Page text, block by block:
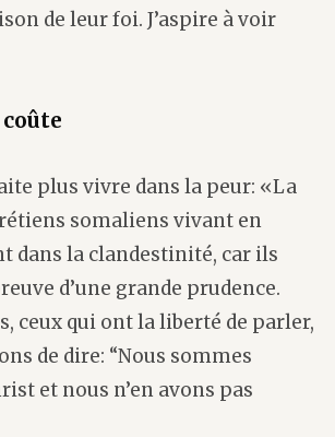
de leur foi. J’aspire à voir
plus vivre dans la peur: «La
somaliens vivant en
dans la clandestinité, car ils
d’une grande prudence.
ceux qui ont la liberté de parler,
de dire: “Nous sommes
et nous n’en avons pas